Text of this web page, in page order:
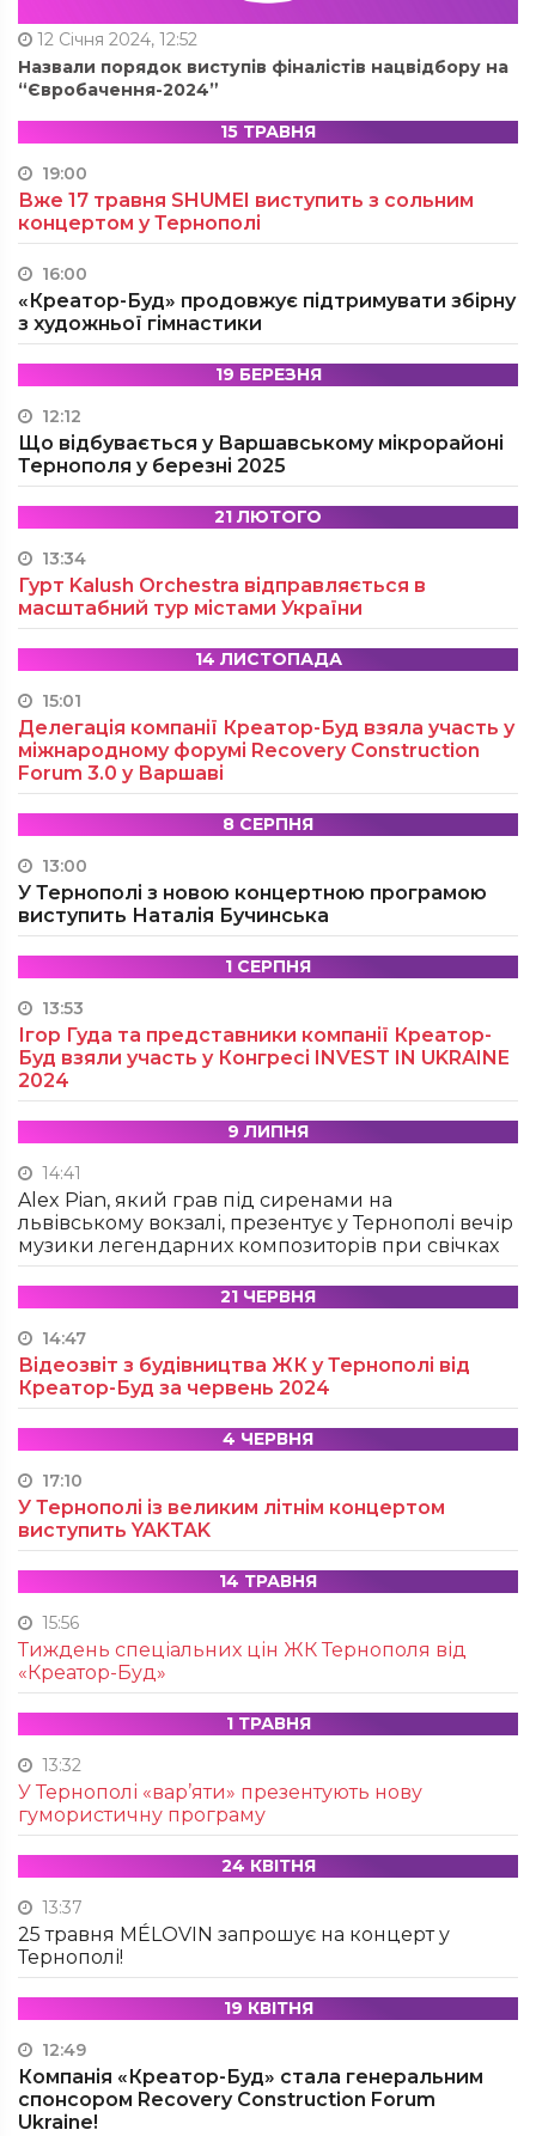
12 Січня 2024, 12:52
Назвали порядок виступів фіналістів нацвідбору на
“Євробачення-2024”
15 ТРАВНЯ
19:00
Вже 17 травня SHUMEI виступить з сольним
концертом у Тернополі
16:00
«Креатор-Буд» продовжує підтримувати збірну
з художньої гімнастики
19 БЕРЕЗНЯ
12:12
Що відбувається у Варшавському мікрорайоні
Тернополя у березні 2025
21 ЛЮТОГО
13:34
Гурт Kalush Orchestra відправляється в
масштабний тур містами України
14 ЛИСТОПАДА
15:01
Делегація компанії Креатор-Буд взяла участь у
міжнародному форумі Recovery Construction
Forum 3.0 у Варшаві
8 СЕРПНЯ
13:00
У Тернополі з новою концертною програмою
виступить Наталія Бучинська
1 СЕРПНЯ
13:53
Ігор Гуда та представники компанії Креатор-
Буд взяли участь у Конгресі INVEST IN UKRAINE
2024
9 ЛИПНЯ
14:41
Alex Pian, який грав під сиренами на
львівському вокзалі, презентує у Тернополі вечір
музики легендарних композиторів при свічках
21 ЧЕРВНЯ
14:47
Відеозвіт з будівництва ЖК у Тернополі від
Креатор-Буд за червень 2024
4 ЧЕРВНЯ
17:10
У Тернополі із великим літнім концертом
виступить YAKTAK
14 ТРАВНЯ
15:56
Тиждень спеціальних цін ЖК Тернополя від
«Креатор-Буд»
1 ТРАВНЯ
13:32
У Тернополі «вар’яти» презентують нову
гумористичну програму
24 КВІТНЯ
13:37
25 травня MÉLOVIN запрошує на концерт у
Тернополі!
19 КВІТНЯ
12:49
Компанія «Креатор-Буд» стала генеральним
спонсором Recovery Construction Forum
Ukraine!